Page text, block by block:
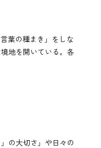
葉の種まき」をしな
地を開いている。各
の大切さ」や日々の